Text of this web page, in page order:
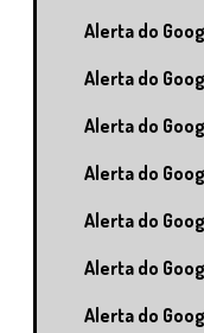
Alerta do
Alerta do
Alerta do
Alerta do
Alerta do
Alerta do
Alerta do